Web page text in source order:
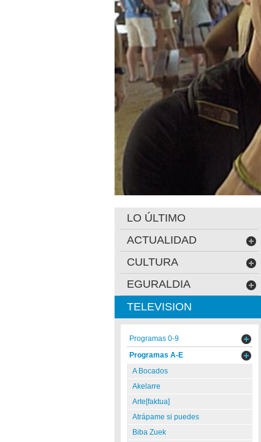
LO ÚLTIMO
ACTUALIDAD
CULTURA
EGURALDIA
TELEVISION
Programas 0-9
Programas A-E
A Bocados
Akelarre
Arte[faktua]
Atrápame si puedes
Biba Zuek